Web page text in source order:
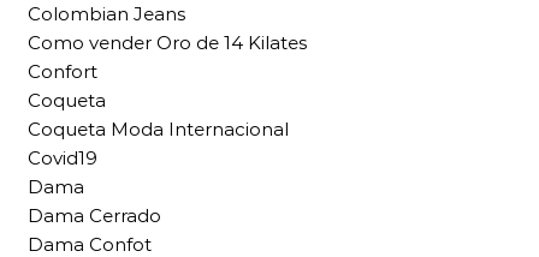
Colombian Jeans
Como vender Oro de 14 Kilates
Confort
Coqueta
Coqueta Moda Internacional
Covid19
Dama
Dama Cerrado
Dama Confot